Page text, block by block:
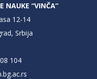
NAUKE “VINČA”
12-14
Srbija
104